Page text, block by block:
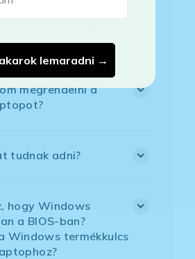
megrendelni a
tudnak adni?
hogy Windows
a BIOS-ban?
Windows termékkulcs
Nem akarok lemaradni →